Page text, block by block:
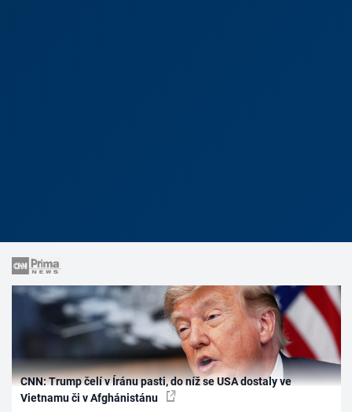
CNN: Trump čelí v Íránu pasti, do níž se USA dostaly ve
Vietnamu či v Afghánistánu